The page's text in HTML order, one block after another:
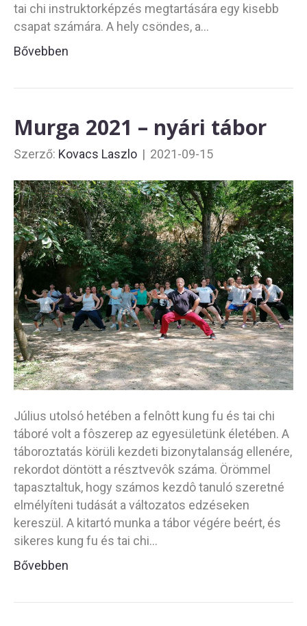
tai chi instruktorképzés megtartására egy kisebb
csapat számára. A hely csöndes, a…
Bővebben
Murga 2021 – nyári tábor
Szerző: Kovacs Laszlo | 2021-09-15
Július utolsó hetében a felnôtt kung fu és tai chi
táboré volt a fôszerep az egyesületünk életében. A
táboroztatás körüli kezdeti bizonytalanság ellenére,
rekordot döntött a résztvevôk száma. Örömmel
tapasztaltuk, hogy számos kezdô tanuló szeretné
elmélyíteni tudását a változatos edzéseken
kereszül. A kitartó munka a tábor végére beért, és
sikeres kung fu és tai chi…
Bővebben